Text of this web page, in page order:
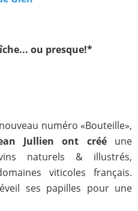
ou presque!*
numéro «Bouteille»,
Jullien ont crééune
naturels & illustrés,
viticoles français.
ses papilles pour une